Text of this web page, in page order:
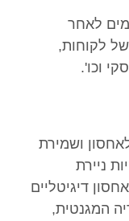
לאחר
לקוחות,
וכו'.
ושמירת
ניירת
דיגיטליים
המגנטית,